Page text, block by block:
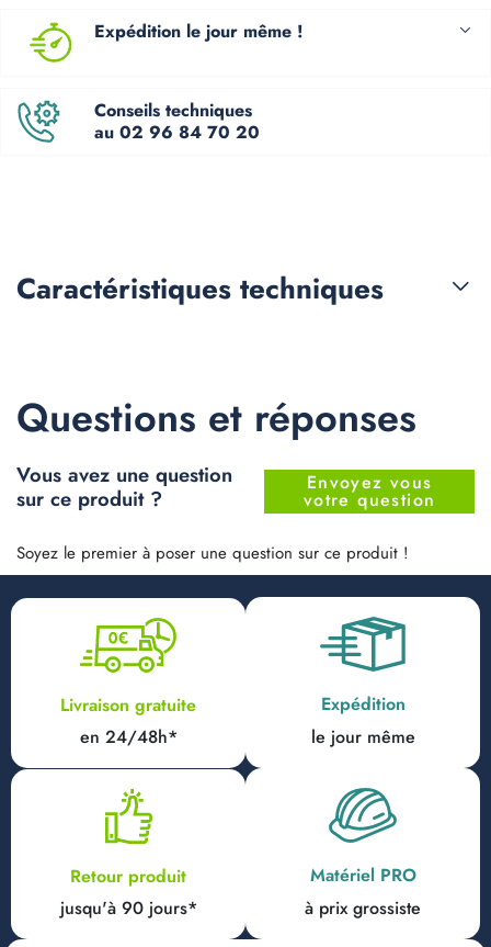
Expédition le jour même !
Conseils techniques
au 02 96 84 70 20
Caractéristiques techniques
Questions et réponses
Vous avez une question
sur ce produit ?
Envoyez vous
votre question
Soyez le premier à poser une question sur ce produit !
Livraison gratuite
en 24/48h*
Expédition
le jour même
Retour produit
jusqu'à 90 jours*
Matériel PRO
à prix grossiste